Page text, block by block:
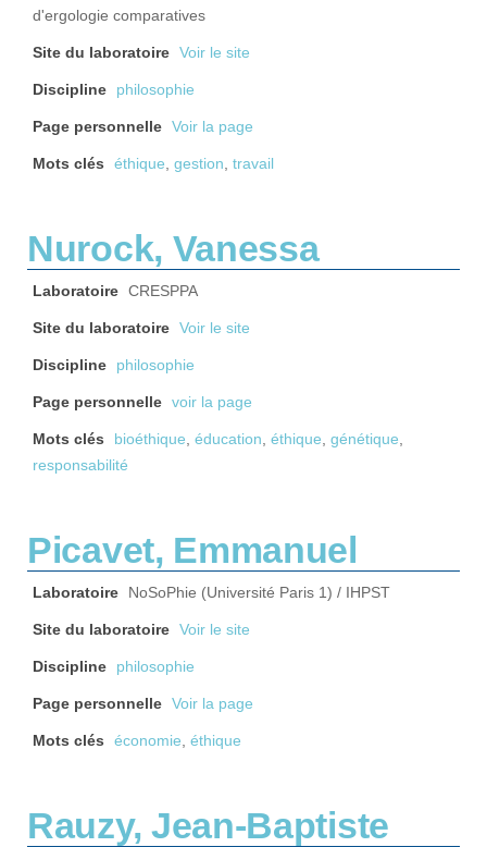
d'ergologie comparatives
Site du laboratoire Voir le site
Discipline philosophie
Page personnelle Voir la page
Mots clés éthique, gestion, travail
Nurock, Vanessa
Laboratoire CRESPPA
Site du laboratoire Voir le site
Discipline philosophie
Page personnelle voir la page
Mots clés bioéthique, éducation, éthique, génétique,
responsabilité
Picavet, Emmanuel
Laboratoire NoSoPhie (Université Paris 1) / IHPST
Site du laboratoire Voir le site
Discipline philosophie
Page personnelle Voir la page
Mots clés économie, éthique
Rauzy, Jean-Baptiste